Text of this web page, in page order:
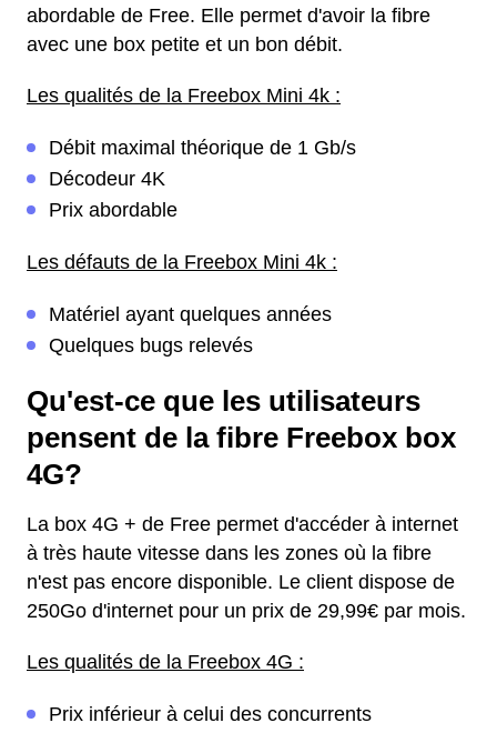
abordable de Free. Elle permet d'avoir la fibre
avec une box petite et un bon débit.
Les qualités de la Freebox Mini 4k :
Débit maximal théorique de 1 Gb/s
Décodeur 4K
Prix abordable
Les défauts de la Freebox Mini 4k :
Matériel ayant quelques années
Quelques bugs relevés
Qu'est-ce que les utilisateurs
pensent de la fibre Freebox box
4G?
La box 4G + de Free permet d'accéder à internet
à très haute vitesse dans les zones où la fibre
n'est pas encore disponible. Le client dispose de
250Go d'internet pour un prix de 29,99€ par mois.
Les qualités de la Freebox 4G :
Prix inférieur à celui des concurrents